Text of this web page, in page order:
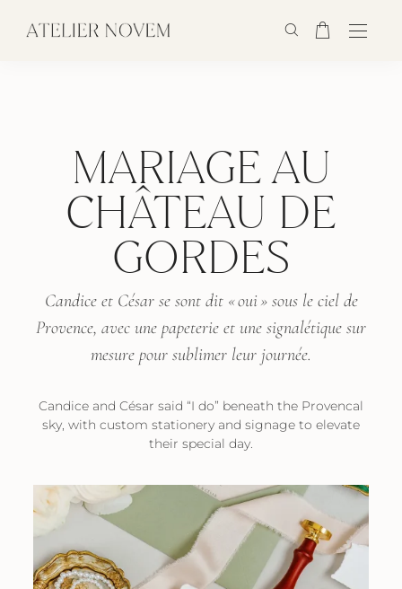
MARIAGE AU
CHÂTEAU DE
GORDES
Candice et César se sont dit « oui » sous le ciel de
Provence, avec une papeterie et une signalétique sur
mesure pour sublimer leur journée.
Candice and César said “I do” beneath the Provencal
sky, with custom stationery and signage to elevate
their special day.